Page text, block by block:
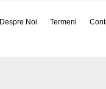
Despre Noi Termeni